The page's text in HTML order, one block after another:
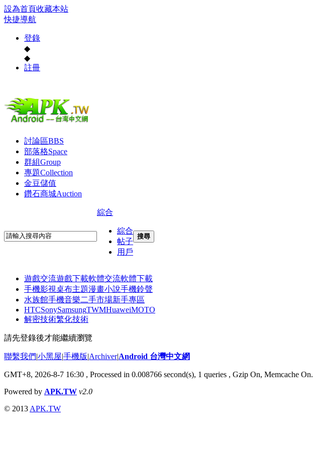
設為首頁收藏本站
快捷導航
登錄
◆
◆
註冊
討論區BBS
部落格Space
群組Group
專題Collection
金豆儲值
鑽石商城Auction
綜合
綜合
帖子
用戶
搜尋
遊戲交流遊戲下載軟體交流軟體下載
手機影視桌布主題漫畫小說手機鈴聲
水族館手機音樂二手市場新手專區
HTCSonySamsungTWMHuaweiMOTO
解密技術繁化技術
請先登錄後才能繼續瀏覽
聯繫我們|小黑屋|手機版|Archiver|Android 台灣中文網
GMT+8, 2026-8-7 16:30 , Processed in 0.008766 second(s), 1 queries , Gzip On, Memcache On.
Powered by APK.TW v2.0
© 2013 APK.TW